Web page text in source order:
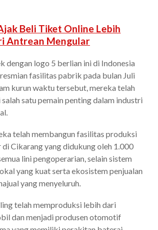
Beli Tiket Online Lebih
Antrean Mengular
dengan logo 5 berlian ini di Indonesia
fasilitas pabrik pada bulan Juli
kurun waktu tersebut, mereka telah
satu pemain penting dalam industri
telah membangun fasilitas produksi
di Cikarang yang didukung oleh 1.000
lini pengoperarian, selain sistem
yang kuat serta ekosistem penjualan
yang menyeluruh.
telah memproduksi lebih dari
dan menjadi produsen otomotif